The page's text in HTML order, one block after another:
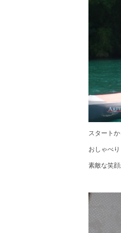
スタート
おしゃべ
素敵な笑